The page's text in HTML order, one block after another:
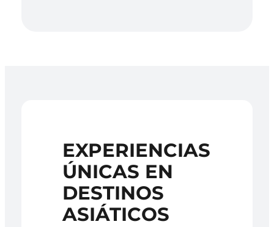
EXPERIENCIAS
ÚNICAS EN
DESTINOS
ASIÁTICOS